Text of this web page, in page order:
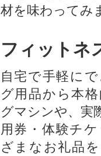
材を味わってみ
フィットネ
自宅で手軽に
グ用品から本
グマシンや、実
用券・体験チ
ざまなお礼品